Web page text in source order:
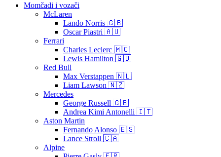
Momčadi i vozači
McLaren
Lando Norris 🇬🇧
Oscar Piastri 🇦🇺
Ferrari
Charles Leclerc 🇲🇨
Lewis Hamilton 🇬🇧
Red Bull
Max Verstappen 🇳🇱
Liam Lawson 🇳🇿
Mercedes
George Russell 🇬🇧
Andrea Kimi Antonelli 🇮🇹
Aston Martin
Fernando Alonso 🇪🇸
Lance Stroll 🇨🇦
Alpine